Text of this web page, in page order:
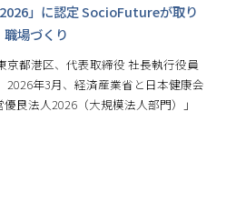
」に認定 SocioFutureが取り
場づくり
京都港区、代表取締役 社長執行役員
2026年3月、経済産業省と日本健康会
良法人2026（大規模法人部門）」